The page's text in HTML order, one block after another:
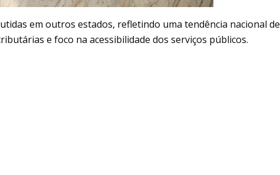
em outros estados, refletindo uma tendência nacional de
e foco na acessibilidade dos serviços públicos.